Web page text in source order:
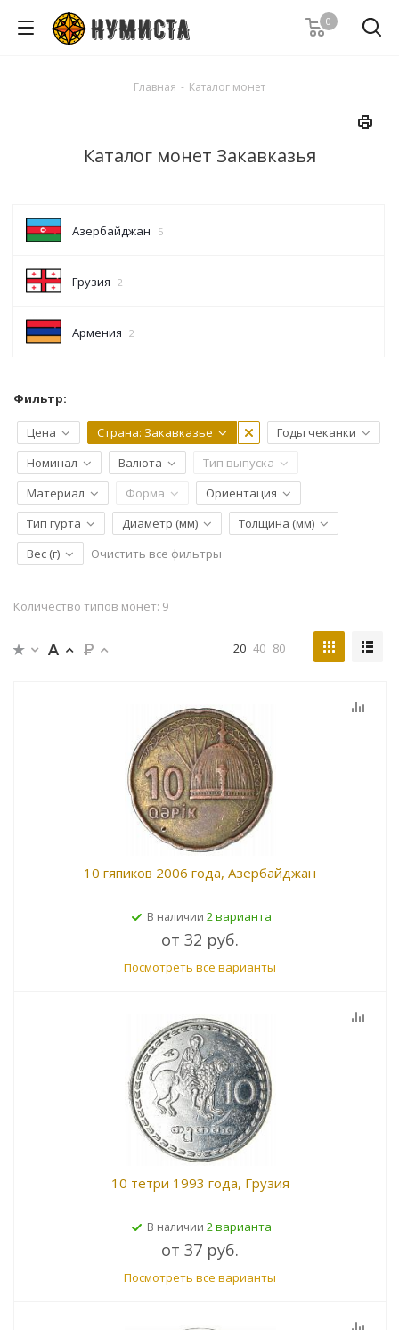
0
Главная - Каталог монет
Каталог монет Закавказья
Азербайджан 5
Грузия 2
Армения 2
Фильтр:
Цена Страна: Закавказье
Годы чеканки
Номинал
Валюта
Тип выпуска
Материал
Форма
Ориентация
Тип гурта
Диаметр (мм)
Толщина (мм)
Вес (г)
Очистить все фильтры
Количество типов монет: 9
20 40 80
10 гяпиков 2006 года, Азербайджан
В наличии 2 варианта
от 32 руб.
Посмотреть все варианты
10 тетри 1993 года, Грузия
В наличии 2 варианта
от 37 руб.
Посмотреть все варианты